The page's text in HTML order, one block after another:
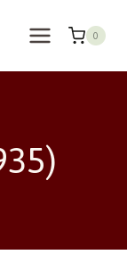
0